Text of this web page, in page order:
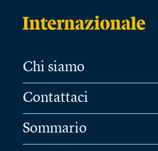
Chi siamo
Contattaci
Sommario